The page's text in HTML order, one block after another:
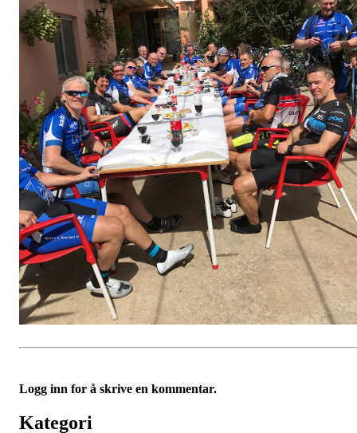
Logg inn for å skrive en kommentar.
Kategori